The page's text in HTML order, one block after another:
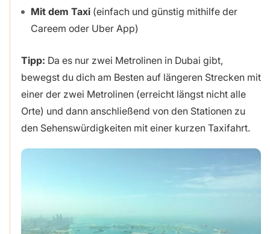
Mit dem Taxi(einfach und günstig mithilfe der
Careem oder Uber App)
Tipp: Da es nur zwei Metrolinen in Dubai gibt,
bewegst du dich am Besten auf längeren Strecken mit
einer der zwei Metrolinen (erreicht längst nicht alle
Orte) und dann anschließend von den Stationen zu
den Sehenswürdigkeiten mit einer kurzen Taxifahrt.